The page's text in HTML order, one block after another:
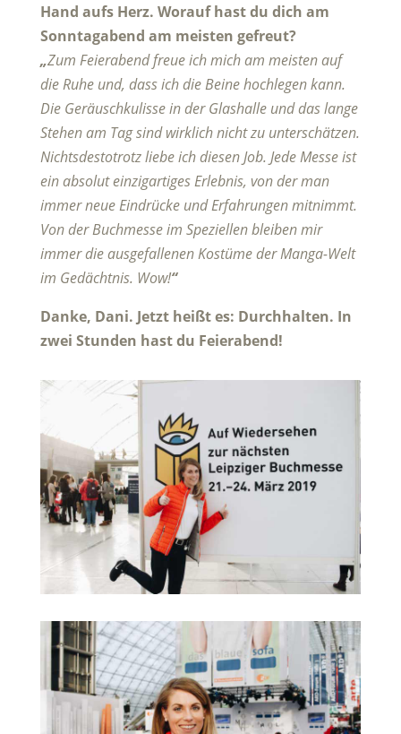
Hand aufs Herz. Worauf hast du dich am
Sonntagabend am meisten gefreut?
„Zum Feierabend freue ich mich am meisten auf
die Ruhe und, dass ich die Beine hochlegen kann.
Die Geräuschkulisse in der Glashalle und das lange
Stehen am Tag sind wirklich nicht zu unterschätzen.
Nichtsdestotrotz liebe ich diesen Job. Jede Messe ist
ein absolut einzigartiges Erlebnis, von der man
immer neue Eindrücke und Erfahrungen mitnimmt.
Von der Buchmesse im Speziellen bleiben mir
immer die ausgefallenen Kostüme der Manga-Welt
im Gedächtnis. Wow!“
Danke, Dani. Jetzt heißt es: Durchhalten. In
zwei Stunden hast du Feierabend!